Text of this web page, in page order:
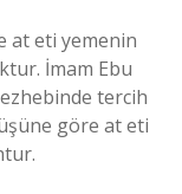
at eti yemenin
İmam Ebu
tercih
göre at eti